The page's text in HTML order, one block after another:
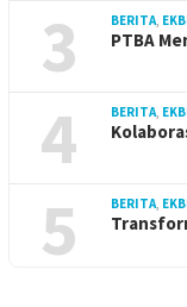
3 BERITA,
PTBA
4 BERITA,
5 BERITA,